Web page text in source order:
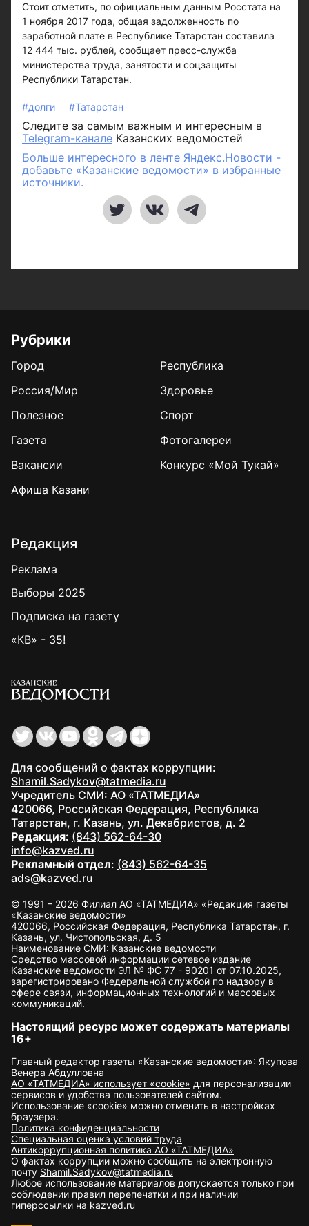
Стоит отметить, по официальным данным Росстата на
1 ноября 2017 года, общая задолженность по
заработной плате в Республике Татарстан составила
12 444 тыс. рублей, сообщает пресс-служба
министерства труда, занятости и соцзащиты
Республики Татарстан.
#долги #Татарстан
Следите за самым важным и интересным в
Telegram-канале Казанских ведомостей
Больше интересного в ленте Яндекс.Новости -
добавьте «Казанские ведомости» в избранные
источники.
Рубрики
Город
Республика
Россия/Мир
Здоровье
Полезное
Спорт
Газета
Фотогалереи
Вакансии
Конкурс «Мой Тукай»
Афиша Казани
Редакция
Реклама
Выборы 2025
Подписка на газету
«КВ» - 35!
Для сообщений о фактах коррупции:
Shamil.Sadykov@tatmedia.ru
Учредитель СМИ: АО «ТАТМЕДИА»
420066, Российская Федерация, Республика
Татарстан, г. Казань, ул. Декабристов, д. 2
Редакция: (843) 562-64-30
info@kazved.ru
Рекламный отдел: (843) 562-64-35
ads@kazved.ru
© 1991 – 2026 Филиал АО «ТАТМЕДИА» «Редакция газеты
«Казанские ведомости»
420066, Российская Федерация, Республика Татарстан, г.
Казань, ул. Чистопольская, д. 5
Наименование СМИ: Казанские ведомости
Средство массовой информации сетевое издание
Казанские ведомости ЭЛ № ФС 77 - 90201 от 07.10.2025,
зарегистрировано Федеральной службой по надзору в
сфере связи, информационных технологий и массовых
коммуникаций.
Настоящий ресурс может содержать материалы
16+
Главный редактор газеты «Казанские ведомости»: Якупова
Венера Абдулловна
АО «ТАТМЕДИА» использует «cookie» для персонализации
сервисов и удобства пользователей сайтом.
Использование «cookie» можно отменить в настройках
браузера.
Политика конфиденциальности
Специальная оценка условий труда
Антикоррупционная политика АО «ТАТМЕДИА»
О фактах коррупции можно сообщить на электронную
почту Shamil.Sadykov@tatmedia.ru
Любое использование материалов допускается только при
соблюдении правил перепечатки и при наличии
гиперссылки на kazved.ru